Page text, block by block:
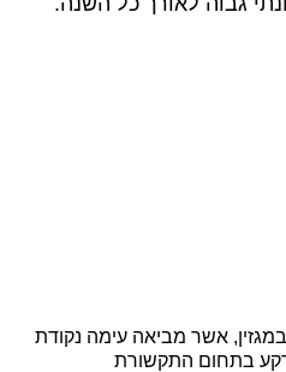
אשר מביאה עימה נקודת
בתחום התקשורת